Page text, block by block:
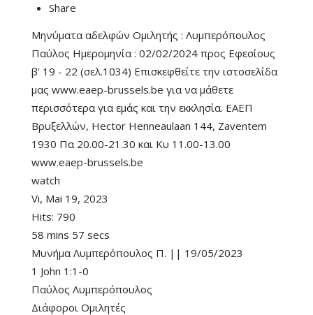
Share
Μηνύματα αδελφών Ομιλητής : Λυμπερόπουλος
Παύλος Ημερομηνία : 02/02/2024 προς Εφεσίους
β' 19 - 22 (σελ.1034) Επισκεφθείτε την ιστοσελίδα
μας www.eaep-brussels.be για να μάθετε
περισσότερα για εμάς και την εκκλησία. ΕΑΕΠ
Βρυξελλών, Hector Henneaulaan 144, Zaventem
1930 Πα 20.00-21.30 και Κυ 11.00-13.00
www.eaep-brussels.be
watch
Vi, Mai 19, 2023
Hits: 790
58 mins 57 secs
Μυνήμα Λυμπερόπουλος Π. || 19/05/2023
1 John 1:1-0
Παύλος Λυμπερόπουλος
Διάφοροι Ομιλητές